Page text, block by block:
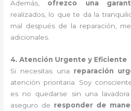
Además, ofrezco una
realizados, lo que te da la
mal después de la reparación,
adicionales.
4. Atención Urgente y Eficiente
Si necesitas una reparación
atención prioritaria. Soy
es no quedarse sin una
aseguro de responder de